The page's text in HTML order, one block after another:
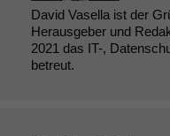
David Vasella ist der
Herausgeber und
2021 das IT-,
betreut.